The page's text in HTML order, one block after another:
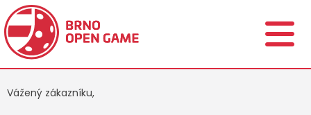
Vážený zákazníku,